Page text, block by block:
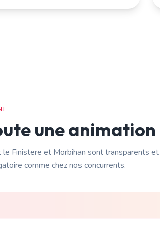
une animation
le Finistere et Morbihan sont transparents et
comme chez nos concurrents.